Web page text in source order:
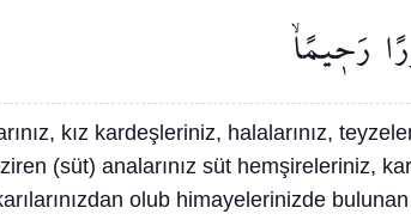
رَح۪يمًاۙ
kız kardeşleriniz, halalarınız,
(süt) analarınız süt hemşireleriniz,
olub himayelerinizde